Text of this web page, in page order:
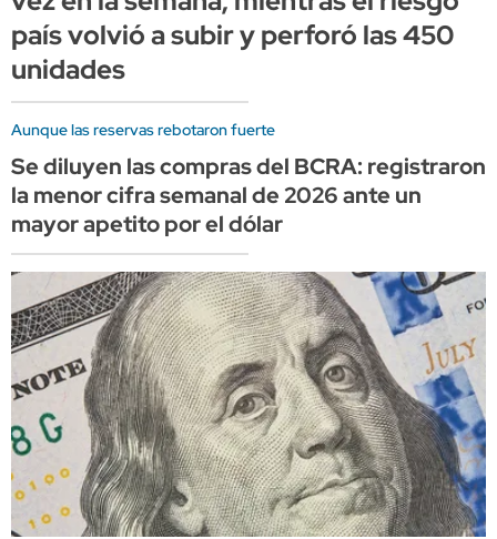
país volvió a subir y perforó las 450
unidades
Aunque las reservas rebotaron fuerte
Se diluyen las compras del BCRA: registraron
la menor cifra semanal de 2026 ante un
mayor apetito por el dólar